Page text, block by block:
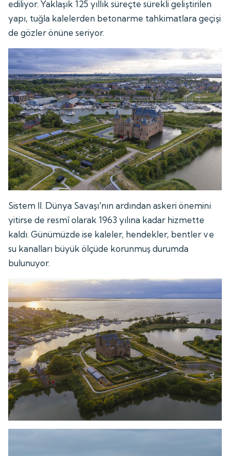
ediliyor. Yaklaşık 125 yıllık süreçte sürekli geliştirilen
yapı, tuğla kalelerden betonarme tahkimatlara geçişi
de gözler önüne seriyor.
Sistem II. Dünya Savaşı'nın ardından askeri önemini
yitirse de resmî olarak 1963 yılına kadar hizmette
kaldı. Günümüzde ise kaleler, hendekler, bentler ve
su kanalları büyük ölçüde korunmuş durumda
bulunuyor.